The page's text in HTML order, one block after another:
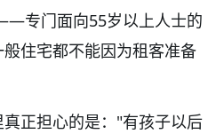
专门面向55岁以上人士的
住宅都不能因为租客准备
正担心的是："有孩子以后